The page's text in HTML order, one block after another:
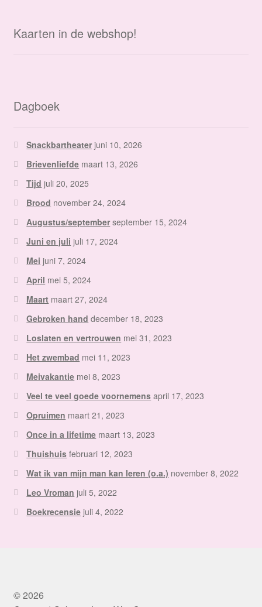
Kaarten in de webshop!
Dagboek
Snackbartheater juni 10, 2026
Brievenliefde maart 13, 2026
Tijd juli 20, 2025
Brood november 24, 2024
Augustus/september september 15, 2024
Juni en juli juli 17, 2024
Mei juni 7, 2024
April mei 5, 2024
Maart maart 27, 2024
Gebroken hand december 18, 2023
Loslaten en vertrouwen mei 31, 2023
Het zwembad mei 11, 2023
Meivakantie mei 8, 2023
Veel te veel goede voornemens april 17, 2023
Opruimen maart 21, 2023
Once in a lifetime maart 13, 2023
Thuishuis februari 12, 2023
Wat ik van mijn man kan leren (o.a.) november 8, 2022
Leo Vroman juli 5, 2022
Boekrecensie juli 4, 2022
© 2026